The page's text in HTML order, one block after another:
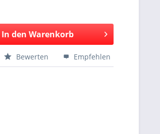
In den Warenkorb
Bewerten Empfehlen